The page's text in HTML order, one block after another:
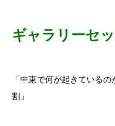
ギャラリーセ
「中東で何が起きている
割」